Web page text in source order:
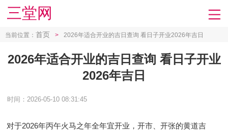
三堂网
当前位置： 首页 > 2026年适合开业的吉日查询 看日子开业2026年吉日
2026年适合开业的吉日查询 看日子开业
2026年吉日
时间：2026-05-10 08:31:45
对于2026年丙午火马之年全年宜开业，开市、开张的黄道吉